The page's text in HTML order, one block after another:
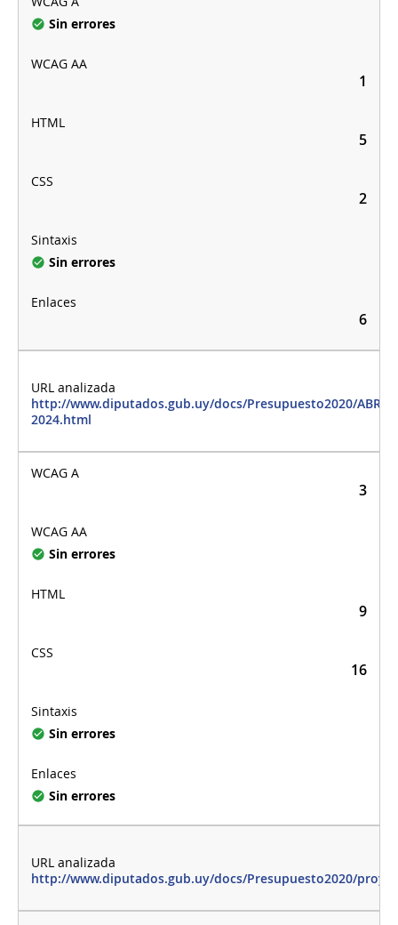
Sin errores
1
5
2
Sin errores
6
http://www.diputados.gub.uy/docs/Presupuesto2020/
2024.html
3
Sin errores
9
16
Sin errores
Sin errores
http://www.diputados.gub.uy/docs/Presupuesto2020/